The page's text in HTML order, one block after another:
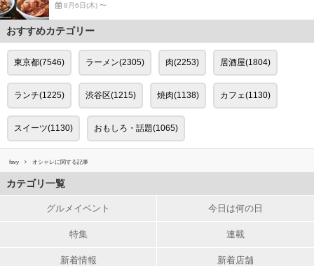
8月6日(木) 〜
おすすめカテゴリー
東京都(7546) ラーメン(2305) 肉(2253) 居酒屋(1804)
ランチ(1225) 渋谷区(1215) 焼肉(1138) カフェ(1130)
スイーツ(1130) おもしろ・話題(1065)
favy オシャレに関する記事
カテゴリ一覧
グルメイベント 今日は何の日
特集 連載
新着情報 新着店舗